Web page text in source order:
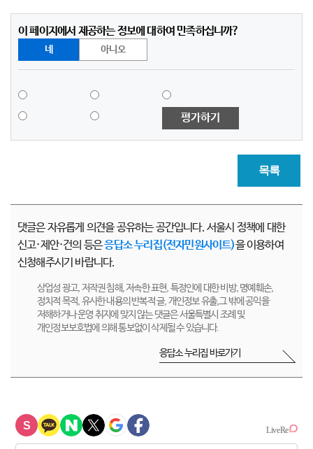
이 페이지에서 제공하는 정보에 대하여 만족하십니까?
네 아니오
평가하기
목록
댓글은 자유롭게 의견을 공유하는 공간입니다. 서울시 정책에 대한
신고·제안·건의 등은응답소 누리집(전자민원사이트)을 이용하여
신청해주시기 바랍니다.
상업성 광고, 저작권 침해, 저속한 표현, 특정인에 대한 비방, 명예훼손,
정치적 목적, 유사한 내용의 반복적 글, 개인정보 유출,그 밖에 공익을
저해하거나 운영 취지에 맞지 않는 댓글은 서울특별시 조례 및
개인정보보호법에 의해 통보없이 삭제될 수 있습니다.
응답소 누리집 바로가기